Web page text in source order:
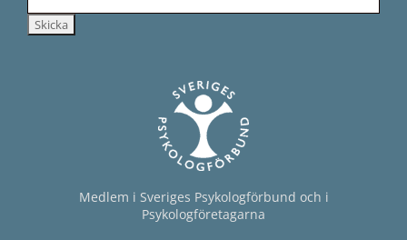
Medlem i Sveriges Psykologförbund och i
Psykologföretagarna